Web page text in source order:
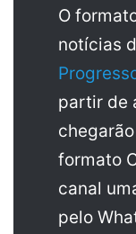
O
notícias
partir de
formato
canal
pelo